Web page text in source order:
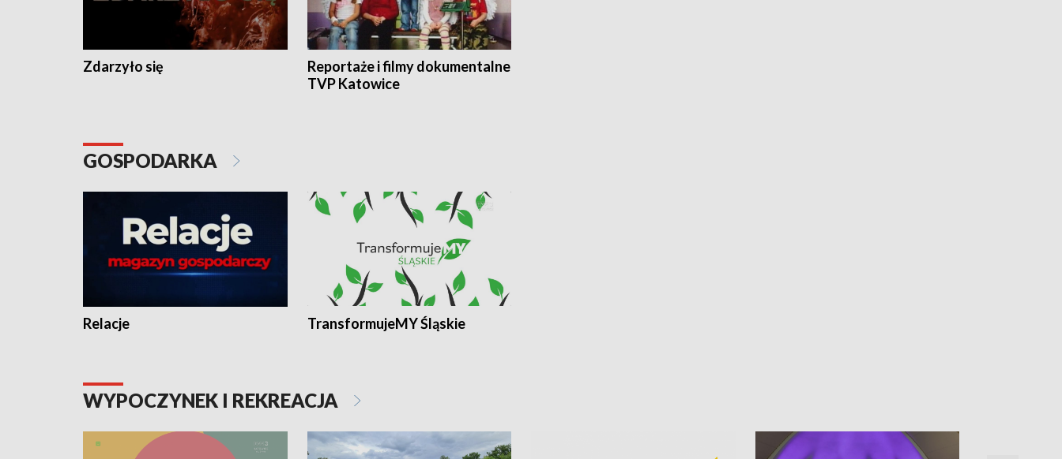
Zdarzyło się
Reportaże i filmy dokumentalne
TVP Katowice
GOSPODARKA
Relacje TransformujeMY Śląskie
WYPOCZYNEK I REKREACJA